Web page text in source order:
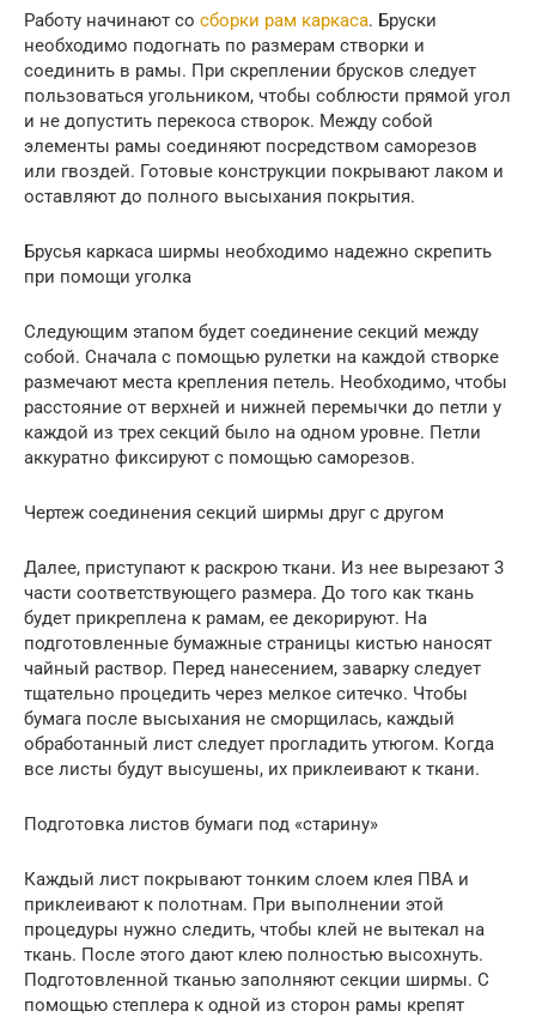
Работу начинают со сборки рам каркаса. Бруски
необходимо подогнать по размерам створки и
соединить в рамы. При скреплении брусков следует
пользоваться угольником, чтобы соблюсти прямой угол
и не допустить перекоса створок. Между собой
элементы рамы соединяют посредством саморезов
или гвоздей. Готовые конструкции покрывают лаком и
оставляют до полного высыхания покрытия.
Брусья каркаса ширмы необходимо надежно скрепить
при помощи уголка
Следующим этапом будет соединение секций между
собой. Сначала с помощью рулетки на каждой створке
размечают места крепления петель. Необходимо, чтобы
расстояние от верхней и нижней перемычки до петли у
каждой из трех секций было на одном уровне. Петли
аккуратно фиксируют с помощью саморезов.
Чертеж соединения секций ширмы друг с другом
Далее, приступают к раскрою ткани. Из нее вырезают 3
части соответствующего размера. До того как ткань
будет прикреплена к рамам, ее декорируют. На
подготовленные бумажные страницы кистью наносят
чайный раствор. Перед нанесением, заварку следует
тщательно процедить через мелкое ситечко. Чтобы
бумага после высыхания не сморщилась, каждый
обработанный лист следует прогладить утюгом. Когда
все листы будут высушены, их приклеивают к ткани.
Подготовка листов бумаги под «старину»
Каждый лист покрывают тонким слоем клея ПВА и
приклеивают к полотнам. При выполнении этой
процедуры нужно следить, чтобы клей не вытекал на
ткань. После этого дают клею полностью высохнуть.
Подготовленной тканью заполняют секции ширмы. С
помощью степлера к одной из сторон рамы крепят